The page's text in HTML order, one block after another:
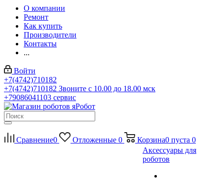
О компании
Ремонт
Как купить
Производители
Контакты
...
Войти
+7(4742)710182
+7(4742)710182 Звоните с 10.00 до 18.00 мск
+79086041103 сервис
Сравнение0 Отложенные 0 Корзина0 пуста 0
Аксессуары для
роботов